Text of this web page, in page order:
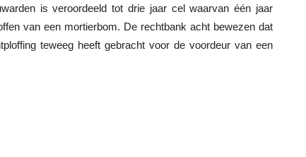
is veroordeeld tot drie jaar cel waarvan één jaar
van een mortierbom. De rechtbank acht bewezen dat
teweeg heeft gebracht voor de voordeur van een